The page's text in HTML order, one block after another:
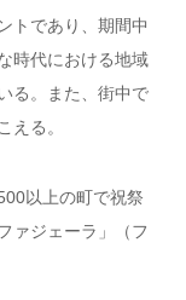
トであり、期間中
時代における地域
る。また、街中で
える。
以上の町で祝祭
ァジェーラ」（フ